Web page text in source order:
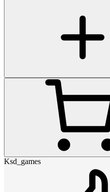
Ksd_games